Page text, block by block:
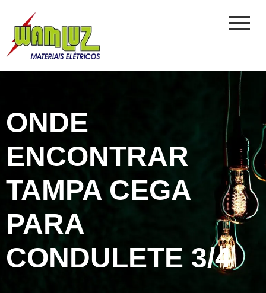
ONDE
ENCONTRAR
TAMPA CEGA
PARA
CONDULETE 3/4